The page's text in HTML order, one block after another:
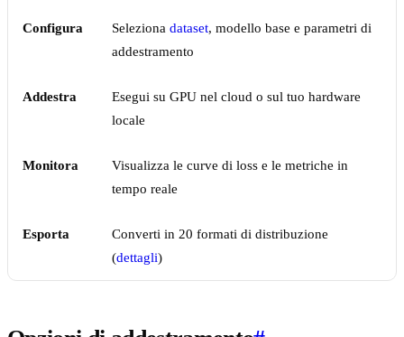
Configura Seleziona dataset, modello base e parametri di
addestramento
Addestra
Esegui su GPU nel cloud o sul tuo hardware
locale
Monitora
Visualizza le curve di loss e le metriche in
tempo reale
Esporta
Converti in 20 formati di distribuzione
(dettagli)